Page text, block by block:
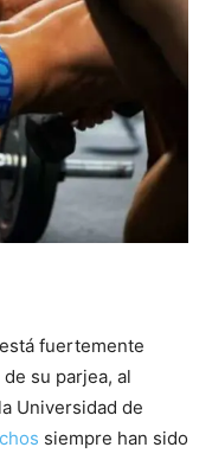
está fuertemente
su parjea, al
Universidad de
siempre han sido